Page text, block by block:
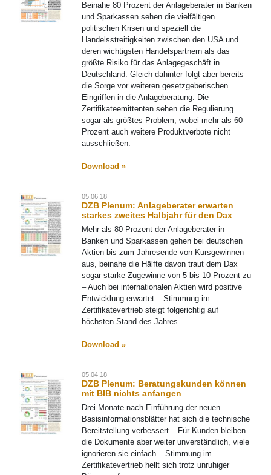
Beinahe 80 Prozent der Anlageberater in Banken
und Sparkassen sehen die vielfältigen
politischen Krisen und speziell die
Handelsstreitigkeiten zwischen den USA und
deren wichtigsten Handelspartnern als das
größte Risiko für das Anlagegeschäft in
Deutschland. Gleich dahinter folgt aber bereits
die Sorge vor weiteren gesetzgeberischen
Eingriffen in die Anlageberatung. Die
Zertifikateemittenten sehen die Regulierung
sogar als größtes Problem, wobei mehr als 60
Prozent auch weitere Produktverbote nicht
ausschließen.
Download »
05.06.18
DZB Plenum: Anlageberater erwarten
starkes zweites Halbjahr für den Dax
Mehr als 80 Prozent der Anlageberater in
Banken und Sparkassen gehen bei deutschen
Aktien bis zum Jahresende von Kursgewinnen
aus, beinahe die Hälfte davon traut dem Dax
sogar starke Zugewinne von 5 bis 10 Prozent zu
– Auch bei internationalen Aktien wird positive
Entwicklung erwartet – Stimmung im
Zertifikatevertrieb steigt folgerichtig auf
höchsten Stand des Jahres
Download »
05.04.18
DZB Plenum: Beratungskunden können
mit BIB nichts anfangen
Drei Monate nach Einführung der neuen
Basisinformationsblätter hat sich die technische
Bereitstellung verbessert – Für Kunden bleiben
die Dokumente aber weiter unverständlich, viele
ignorieren sie einfach – Stimmung im
Zertifikatevertrieb hellt sich trotz unruhiger